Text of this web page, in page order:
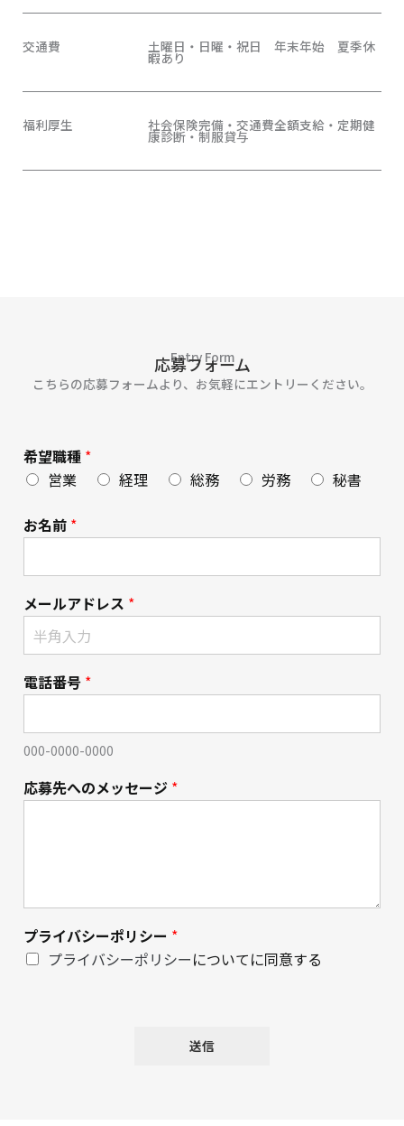
交通費 土曜日・日曜・祝日 年末年始 夏季休
暇あり
福利厚生 社会保険完備・交通費全額支給・定期健
康診断・制服貸与
Entry Form
応募フォーム
こちらの応募フォームより、お気軽にエントリーください。
希望職種 *
営業
経理 総務 労務 秘書
お名前 *
メールアドレス *
電話番号 *
000-0000-0000
応募先へのメッセージ *
プライバシーポリシー *
プライバシーポリシーについてに同意する
送信